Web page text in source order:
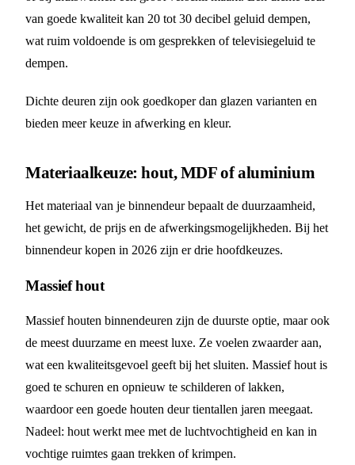
van goede kwaliteit kan 20 tot 30 decibel geluid dempen,
wat ruim voldoende is om gesprekken of televisiegeluid te
dempen.
Dichte deuren zijn ook goedkoper dan glazen varianten en
bieden meer keuze in afwerking en kleur.
Materiaalkeuze: hout, MDF of aluminium
Het materiaal van je binnendeur bepaalt de duurzaamheid,
het gewicht, de prijs en de afwerkingsmogelijkheden. Bij het
binnendeur kopen in 2026 zijn er drie hoofdkeuzes.
Massief hout
Massief houten binnendeuren zijn de duurste optie, maar ook
de meest duurzame en meest luxe. Ze voelen zwaarder aan,
wat een kwaliteitsgevoel geeft bij het sluiten. Massief hout is
goed te schuren en opnieuw te schilderen of lakken,
waardoor een goede houten deur tientallen jaren meegaat.
Nadeel: hout werkt mee met de luchtvochtigheid en kan in
vochtige ruimtes gaan trekken of krimpen.